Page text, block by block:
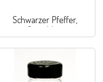
Schwarzer Pfeffer,
Gemahlen